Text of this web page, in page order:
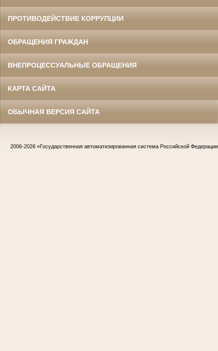
ПРОТИВОДЕЙСТВИЕ КОРРУПЦИИ
ОБРАЩЕНИЯ ГРАЖДАН
ВНЕПРОЦЕССУАЛЬНЫЕ ОБРАЩЕНИЯ
КАРТА САЙТА
ОБЫЧНАЯ ВЕРСИЯ САЙТА
2006-2026 «Государственная автоматизированная система Российской